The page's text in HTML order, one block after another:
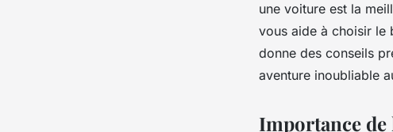
une voiture est la
vous aide à choisir le
donne des conseils
aventure inoubliable
Importance